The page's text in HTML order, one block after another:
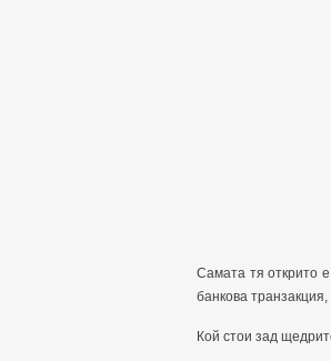
Самата тя открито
банкова
Кой стои зад